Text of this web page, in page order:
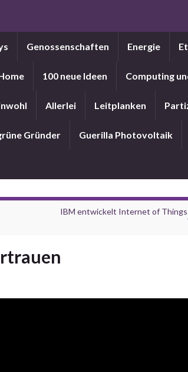
Genossenschaften Energie
100 neue Ideen Computing
Allerlei Leitplanken
Gründer Guerilla Photovoltaik
IBM entwickelt Internet of Things